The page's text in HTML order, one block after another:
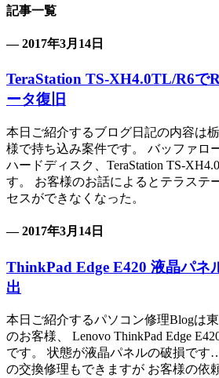
記事一覧
— 2017年3月14日
TeraStation TS-XH4.0TL/R6で
ータ復旧
本日ご紹介するブログ日記の内容は
様で持ち込み案件です。 バッファロ
ハードディスク、TeraStation TS-
す。 お客様のお話によるとテラステ
セスができなくなった。
— 2017年3月14日
ThinkPad Edge E420 液晶パネ
出
本日ご紹介するパソコン修理Blogは
のお客様、 Lenovo ThinkPad Edge
です。 状態が液晶パネルの破損で
の交換修理もできますが お客様の依